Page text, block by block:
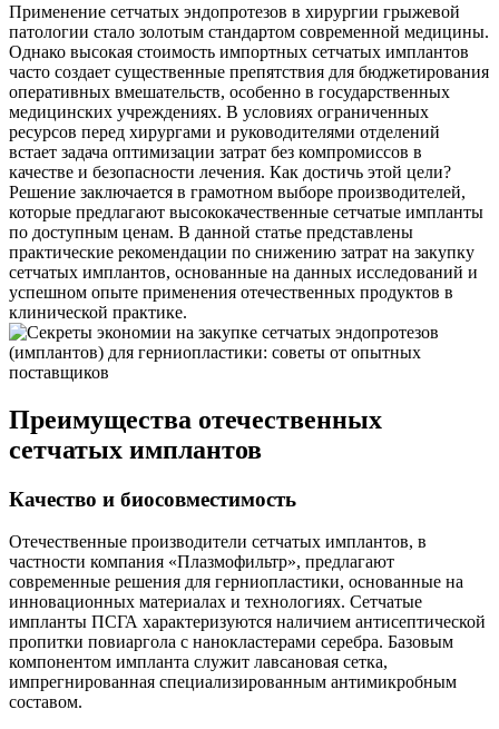
Применение сетчатых эндопротезов в хирургии грыжевой
патологии стало золотым стандартом современной медицины.
Однако высокая стоимость импортных сетчатых имплантов
часто создает существенные препятствия для бюджетирования
оперативных вмешательств, особенно в государственных
медицинских учреждениях. В условиях ограниченных
ресурсов перед хирургами и руководителями отделений
встает задача оптимизации затрат без компромиссов в
качестве и безопасности лечения. Как достичь этой цели?
Решение заключается в грамотном выборе производителей,
которые предлагают высококачественные сетчатые импланты
по доступным ценам. В данной статье представлены
практические рекомендации по снижению затрат на закупку
сетчатых имплантов, основанные на данных исследований и
успешном опыте применения отечественных продуктов в
клинической практике.
Преимущества отечественных
сетчатых имплантов
Качество и биосовместимость
Отечественные производители сетчатых имплантов, в
частности компания «Плазмофильтр», предлагают
современные решения для герниопластики, основанные на
инновационных материалах и технологиях. Сетчатые
импланты ПСГА характеризуются наличием антисептической
пропитки повиаргола с нанокластерами серебра. Базовым
компонентом импланта служит лавсановая сетка,
импрегнированная специализированным антимикробным
составом.